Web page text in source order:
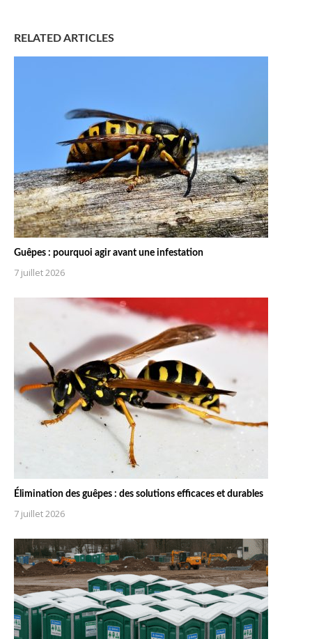
RELATED ARTICLES
Guêpes : pourquoi agir avant une infestation
7 juillet 2026
Élimination des guêpes : des solutions efficaces et durables
7 juillet 2026